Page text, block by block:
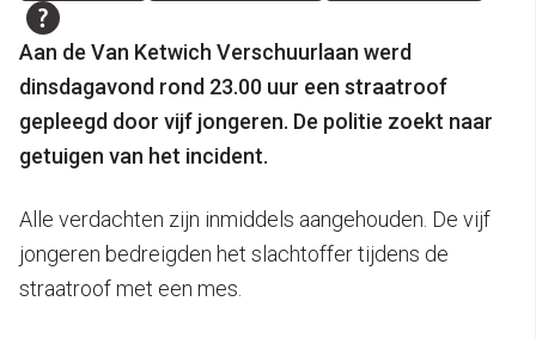
Aan de Van Ketwich Verschuurlaan werd
dinsdagavond rond 23.00 uur een straatroof
gepleegd door vijf jongeren. De politie zoekt naar
getuigen van het incident.
Alle verdachten zijn inmiddels aangehouden. De vijf
jongeren bedreigden het slachtoffer tijdens de
straatroof met een mes.